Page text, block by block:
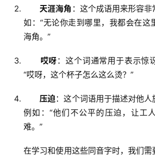
天涯海角 ：这个成语用来形容非
如：“无论你走到哪里，我都会在这
海角。”
哎呀 ：这个词通常用于表示惊
“哎呀，这个杯子怎么这么烫？”
压迫：这个词语用于描述对他人
例如：“他们不公平的压迫，让工
难。”
在学习和使用这些同音字时，我们需